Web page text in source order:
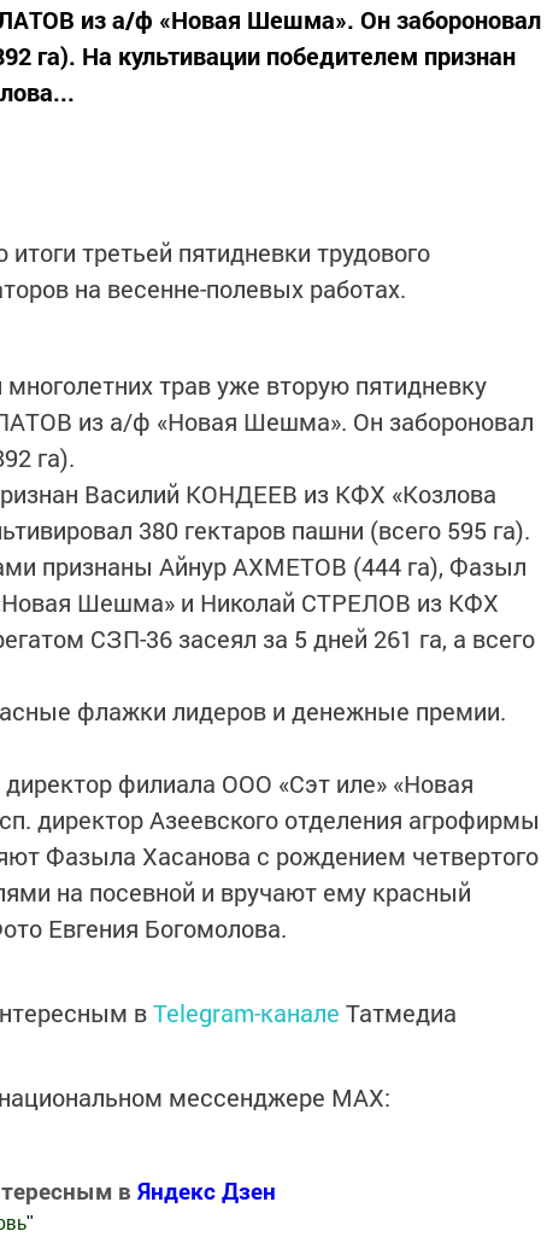
из а/ф «Новая Шешма». Он забороновал
га). На культивации победителем признан
третьей пятидневки трудового
на весенне-полевых работах.
трав уже вторую пятидневку
из а/ф «Новая Шешма». Он забороновал
га).
Василий КОНДЕЕВ из КФХ «Козлова
380 гектаров пашни (всего 595 га).
признаны Айнур АХМЕТОВ (444 га), Фазыл
Шешма» и Николай СТРЕЛОВ из КФХ
СЗП-36 засеял за 5 дней 261 га, а всего
флажки лидеров и денежные премии.
филиала ООО «Сэт иле» «Новая
директор Азеевского отделения агрофирмы
Фазыла Хасанова с рождением четвертого
на посевной и вручают ему красный
Евгения Богомолова.
вTelegram-канале Татмедиа
мессенджере MАХ:
в Яндекс Дзен
"